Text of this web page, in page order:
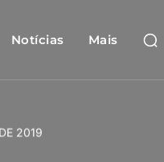
Notícias Mais
2019